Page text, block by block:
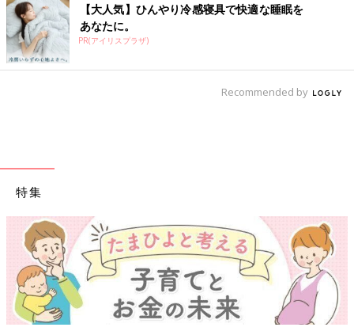
【大人気】ひんやり冷感寝具で快適な睡眠を
あなたに。
PR(アイリスプラザ)
Recommended by
特集